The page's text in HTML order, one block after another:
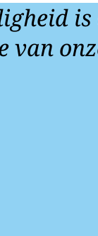
is
van